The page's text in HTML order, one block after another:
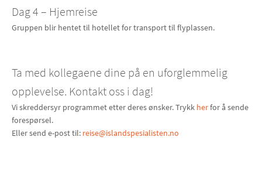
Dag 4 – Hjemreise
Gruppen blir hentet til hotellet for transport til flyplassen.
Ta med kollegaene dine på en uforglemmelig
opplevelse. Kontakt oss i dag!
Vi skreddersyr programmet etter deres ønsker. Trykk herfor å sende
forespørsel.
Eller send e-post til: reise@islandspesialisten.no